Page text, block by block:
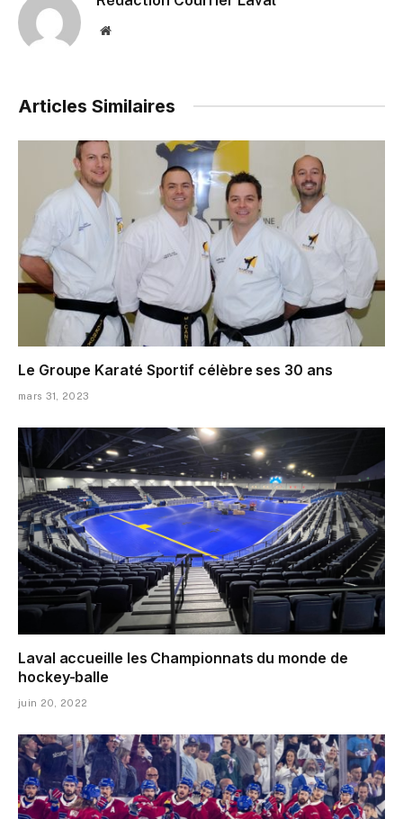
Website
Articles Similaires
Le Groupe Karaté Sportif célèbre ses 30 ans
mars 31, 2023
Laval accueille les Championnats du monde de
hockey-balle
juin 20, 2022